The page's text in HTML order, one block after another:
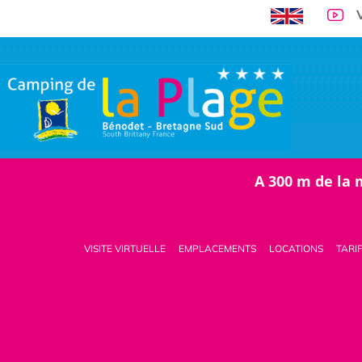
A 300 m de la
VISITE VIRTUELLE EMPLACEMENTS LOCATIONS